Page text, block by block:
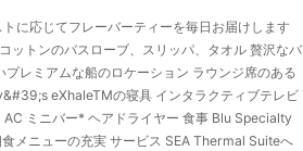
に応じてフレーバーティーを毎日お届けします
ットンのバスローブ、スリッパ、タオル 贅沢なバ
レミアムな船のロケーション ラウンジ席のある
eXhaleTMの寝具 インタラクティブテレビ
ミニバー* ヘアドライヤー 食事 Blu Specialty
メニューの充実 サービス SEA Thermal Suiteへ